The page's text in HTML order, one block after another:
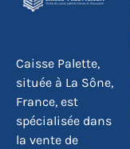
Caisse Palette,
située à La Sône,
France, est
spécialisée dans
la vente de